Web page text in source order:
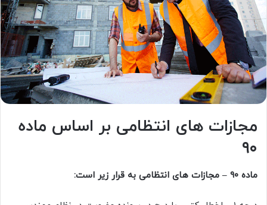
مجازات های انتظامی بر اساس ماده
۹۰
ماده ۹۰ – مجازات های انتظامی به قرار زیر است: